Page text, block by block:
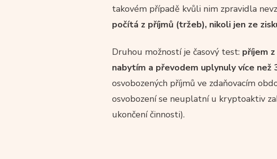
takovém případě kvůli nim zpravidla
počítá z příjmů (tržeb), nikoli jen ze
Druhou možností je časový test: příjem
nabytím a převodem uplynuly více než
osvobozených příjmů ve zdaňovacím
osvobození se neuplatní u kryptoaktiv
ukončení činnosti).